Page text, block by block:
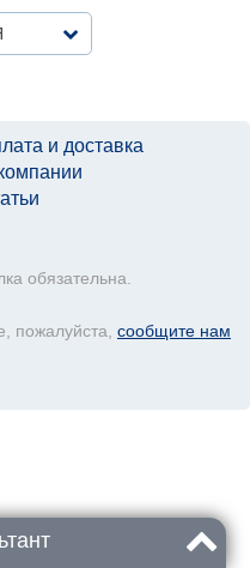
и доставка
обязательна.
пожалуйста, сообщите нам